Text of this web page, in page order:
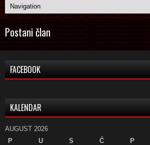
Postani član
FACEBOOK
KALENDAR
AUGUST 2026
P
U S Č P